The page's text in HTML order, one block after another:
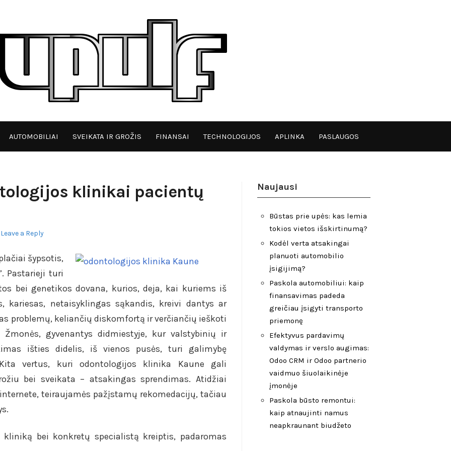
AUTOMOBILIAI SVEIKATA IR GROŽIS FINANSAI TECHNOLOGIJOS APLINKA PASLAUGOS
klinikai pacientų
Leave a Reply
šypsotis,
Pastarieji turi
bei genetikos dovana, kurios, deja, kai kuriems iš
kariesas, netaisyklingas sąkandis, kreivi dantys ar
problemų, keliančių diskomfortą ir verčiančių ieškoti
gyvenantys didmiestyje, kur valstybinių ir
išties didelis, iš vienos pusės, turi galimybę
vertus, kuri odontologijos klinika Kaune gali
bei sveikata – atsakingas sprendimas. Atidžiai
teiraujamės pažįstamų rekomedacijų, tačiau
bei konkretų specialistą kreiptis, padaromas
Naujausi
Būstas prie upės: kas lemia
tokios vietos išskirtinumą?
Kodėl verta atsakingai
planuoti automobilio
įsigijimą?
Paskola automobiliui: kaip
finansavimas padeda
greičiau įsigyti transporto
priemonę
Efektyvus pardavimų
valdymas ir verslo augimas:
Odoo CRM ir Odoo partnerio
vaidmuo šiuolaikinėje
įmonėje
Paskola būsto remontui:
kaip atnaujinti namus
neapkraunant biudžeto